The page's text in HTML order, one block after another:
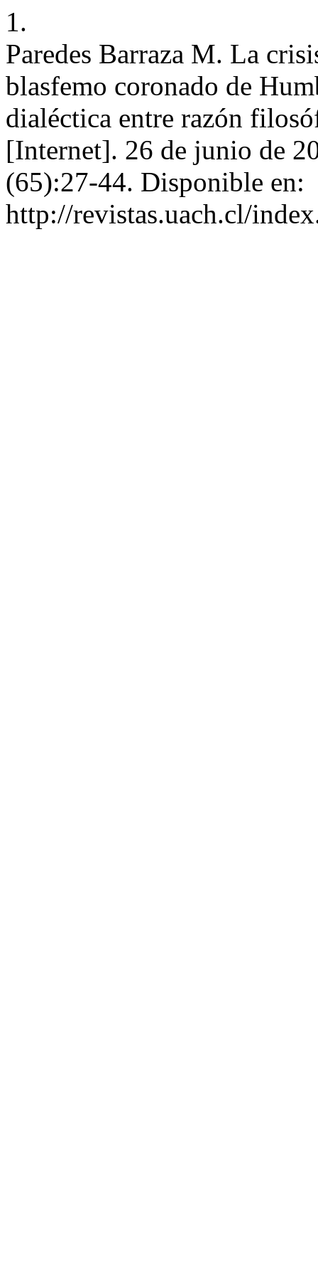
1.
Paredes Barraza M. La
blasfemo coronado de
dialéctica entre razón
[Internet]. 26 de junio de
(65):27-44. Disponible en:
http://revistas.uach.cl/